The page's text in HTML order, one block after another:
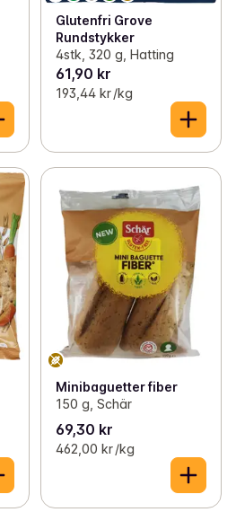
Glutenfri Grove
Rundstykker
4stk, 320 g, Hatting
61,90 kr
193,44 kr /kg
Minibaguetter fiber
150 g, Schär
69,30 kr
462,00 kr /kg